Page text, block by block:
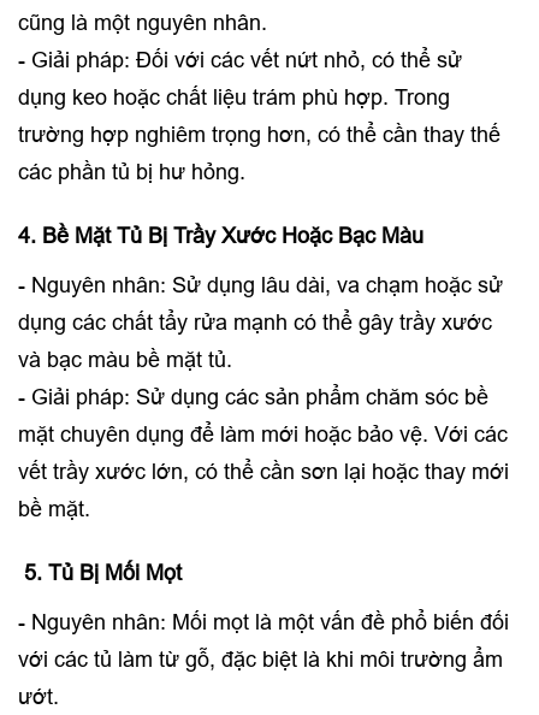
cũng là một nguyên nhân.
- Giải pháp: Đối với các vết nứt nhỏ, có thể sử
dụng keo hoặc chất liệu trám phù hợp. Trong
trường hợp nghiêm trọng hơn, có thể cần thay thế
các phần tủ bị hư hỏng.
4. Bề Mặt Tủ Bị Trầy Xước Hoặc Bạc Màu
- Nguyên nhân: Sử dụng lâu dài, va chạm hoặc sử
dụng các chất tẩy rửa mạnh có thể gây trầy xước
và bạc màu bề mặt tủ.
- Giải pháp: Sử dụng các sản phẩm chăm sóc bề
mặt chuyên dụng để làm mới hoặc bảo vệ. Với các
vết trầy xước lớn, có thể cần sơn lại hoặc thay mới
bề mặt.
5. Tủ Bị Mối Mọt
- Nguyên nhân: Mối mọt là một vấn đề phổ biến đối
với các tủ làm từ gỗ, đặc biệt là khi môi trường ẩm
ướt.